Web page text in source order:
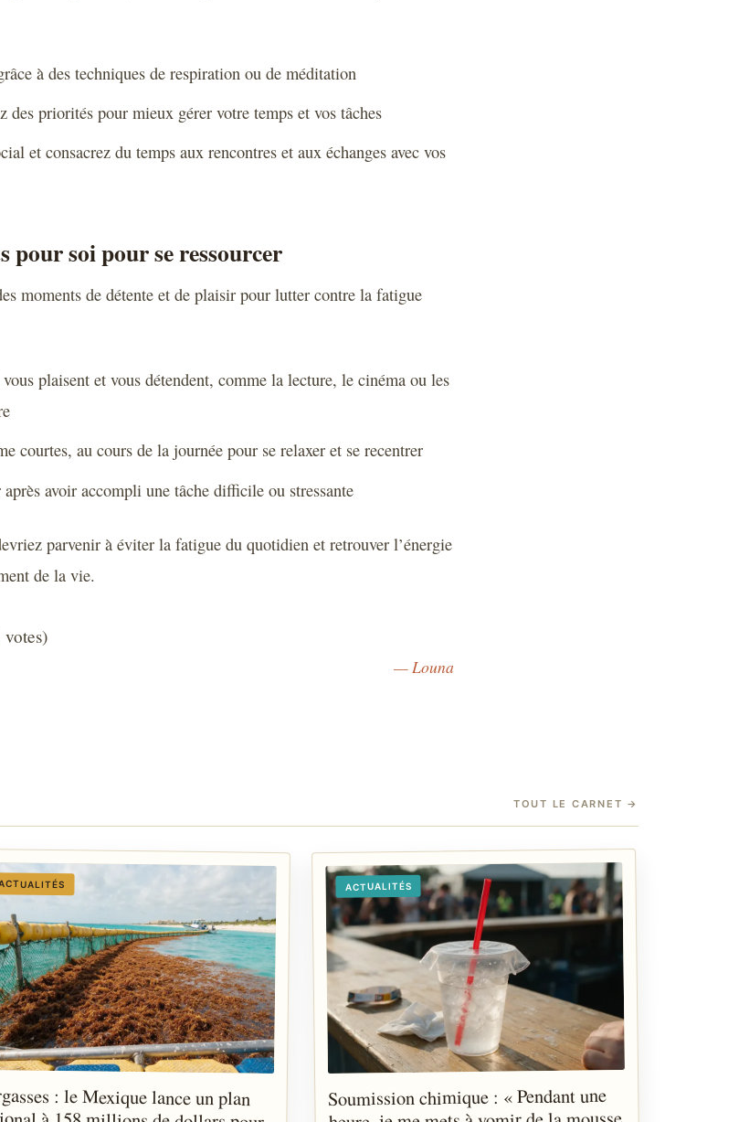
à des techniques de respiration ou de méditation
des priorités pour mieux gérer votre temps et vos tâches
et consacrez du temps aux rencontres et aux échanges avec vos
pour soi pour se ressourcer
moments de détente et de plaisir pour lutter contre la fatigue
plaisent et vous détendent, comme la lecture, le cinéma ou les
courtes, au cours de la journée pour se relaxer et se recentrer
après avoir accompli une tâche difficile ou stressante
parvenir à éviter la fatigue du quotidien et retrouver l’énergie
de la vie.
— Louna
TOUT LE CARNET →
: le Mexique lance un plan
à 158 millions de dollars pour
ACTUALITÉS
Soumission chimique : « Pendant une